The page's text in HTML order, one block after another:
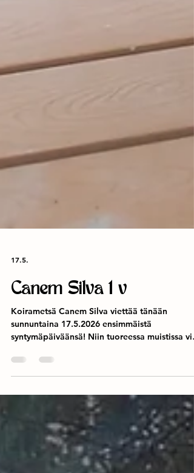
17.5.
Canem Silva 1 v
Koirametsä Canem Silva viettää tänään
sunnuntaina 17.5.2026 ensimmäistä
viimeisten viikkojen ja päivien ihan
puristus että saatiin metsä avattua
asiakaskäyttöön! Viime kevät oli tosi erilainen
rakentaa, oli märkää, märkää ja lisää märkää.
Tänä vuonna taas on ollut ihan kamalan kuivaa,
luonto janoaa vettä räjähtääkseen kunnolla